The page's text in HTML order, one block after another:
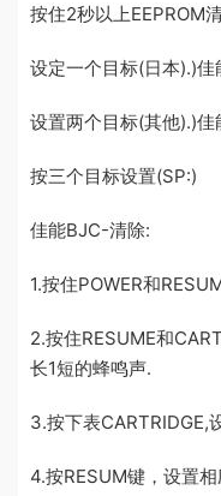
按住2秒以上EEPROM
设定一个目标(日本).)佳
设置两个目标(其他).)佳
按三个目标设置(SP:)
佳能BJC-清除:
1.按住POWER和
2.按住RESUME和
长1短的蜂鸣声.
3.按下表CARTRIDGE,
4.按RESUM键，设置